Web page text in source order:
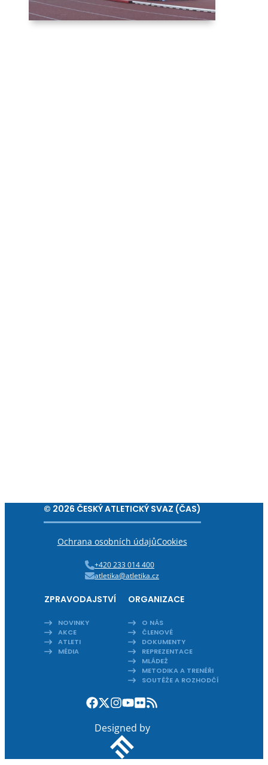
© 2026 ČESKÝ ATLETICKÝ SVAZ (ČAS)
Ochrana osobních údajůCookies
+420 233 014 400
atletika@atletika.cz
ZPRAVODAJSTVÍ
NOVINKY
AKCE
ATLETI
MÉDIA
ORGANIZACE
O NÁS
ČLENOVÉ
DOKUMENTY
REPREZENTACE
MLÁDEŽ
METODIKA A TRENÉŘI
SOUTĚŽE A ROZHODČÍ
Designed by